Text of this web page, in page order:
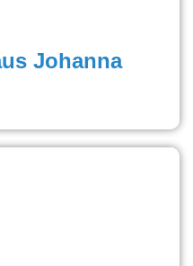
Johanna